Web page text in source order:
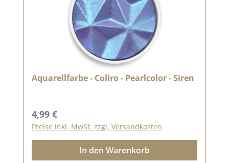
Aquarellfarbe - Coliro - Pearlcolor - Siren
Regulärer Preis:
4,99 €
Preise inkl. MwSt. zzgl. Versandkosten
In den Warenkorb